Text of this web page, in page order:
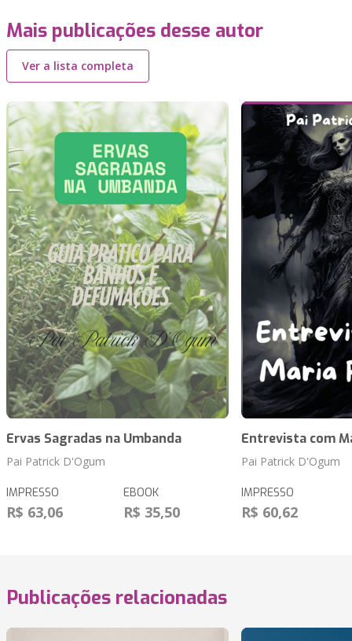
Mais publicações desse autor
Ver a lista completa
Ervas Sagradas na Umbanda
Pai Patrick D'Ogum
IMPRESSO
R$ 63,06
EBOOK
R$ 35,50
Entrevista com
Pai Patrick D'Ogum
IMPRESSO
R$ 60,62
Publicações relacionadas